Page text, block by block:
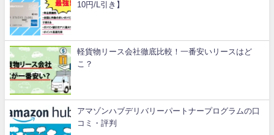
10円/L引き】
軽貨物リース会社徹底比較！一番安いリースはど
こ？
アマゾンハブデリバリーパートナープログラムの口
コミ・評判